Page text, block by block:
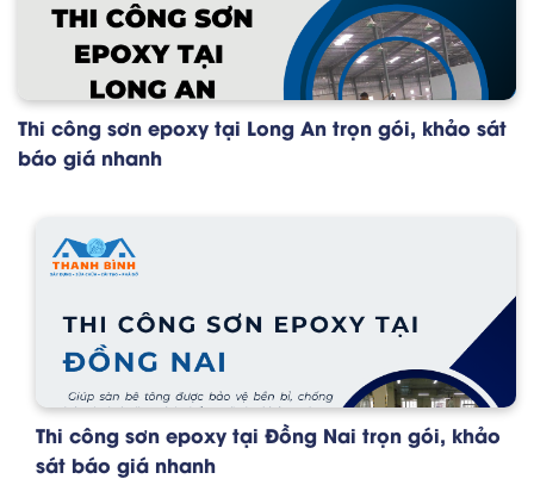
Thi công sơn epoxy tại Long An trọn gói, khảo sát
báo giá nhanh
Thi công sơn epoxy tại Đồng Nai trọn gói, khảo
sát báo giá nhanh